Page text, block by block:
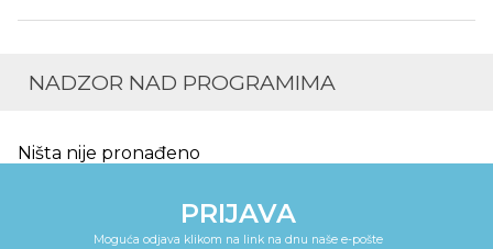
NADZOR NAD PROGRAMIMA
Ništa nije pronađeno
PRIJAVA
Moguća odjava klikom na link na dnu naše e-pošte